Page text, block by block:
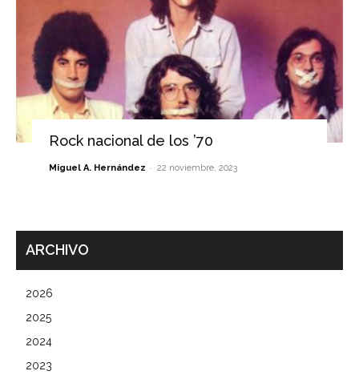
Rock nacional de los ’70
Miguel A. Hernández - 22 noviembre, 2023
ARCHIVO
2026
2025
2024
2023